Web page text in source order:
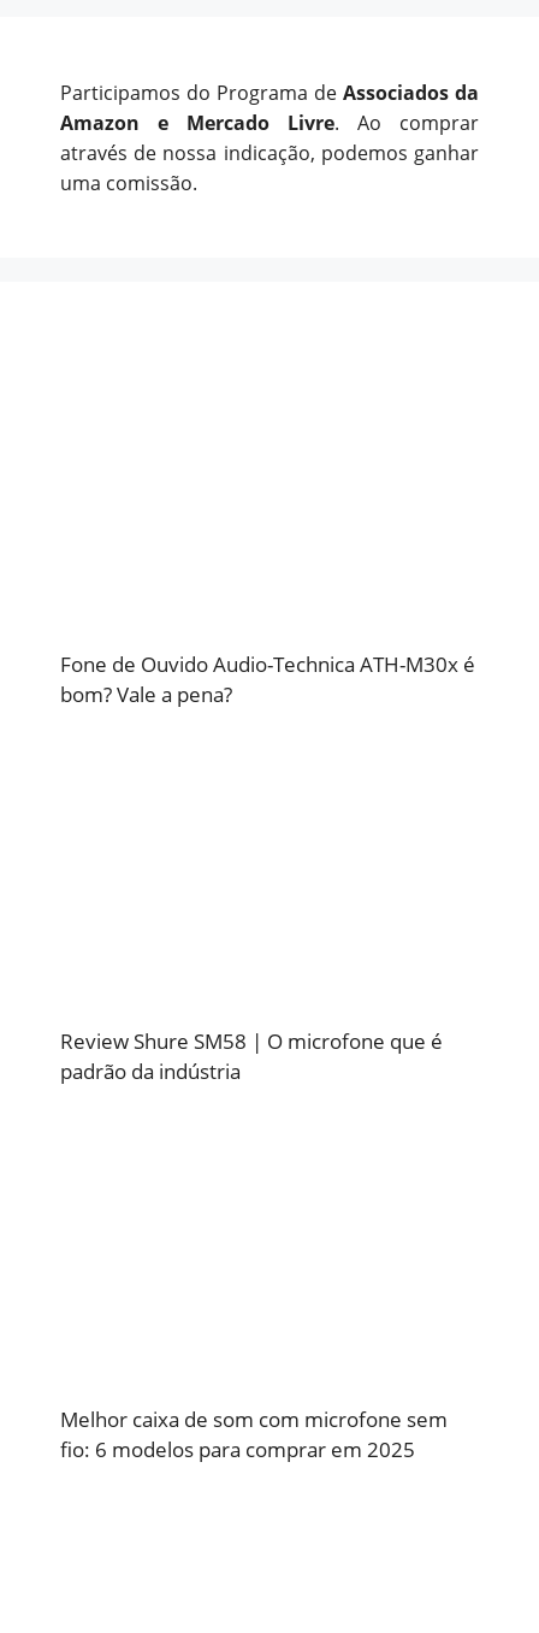
Participamos do Programa de Associados da
Amazon e Mercado Livre. Ao comprar
através de nossa indicação, podemos ganhar
uma comissão.
Fone de Ouvido Audio-Technica ATH-M30x é
bom? Vale a pena?
Review Shure SM58 | O microfone que é
padrão da indústria
Melhor caixa de som com microfone sem
fio: 6 modelos para comprar em 2025